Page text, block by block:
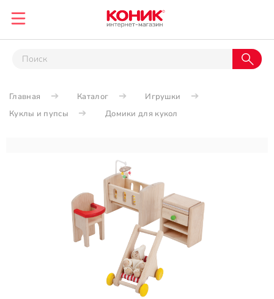
Главная Каталог
Игрушки
Куклы и пупсы
Домики для кукол